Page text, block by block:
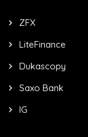
ZFX
LiteFinance
Dukascopy
Saxo Bank
IG